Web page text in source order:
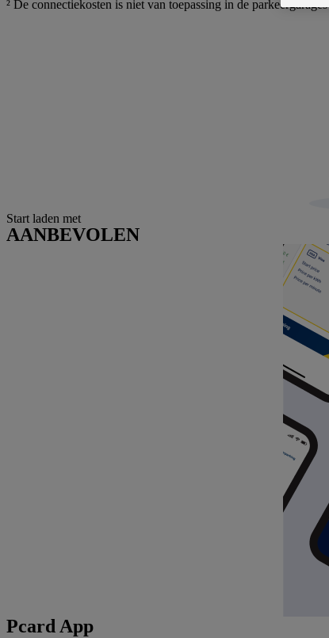
² De connectiekosten is niet van toepassing in de
Start laden met
AANBEVOLEN
Pcard App